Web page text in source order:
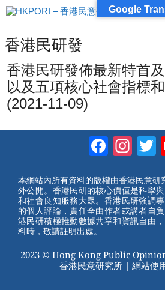
跳
至
容香港民研發
香港民研發佈最新特首
以及五項核心社會指標
(2021-11-09)
本網站內所有資料的版權由香港民意研
外公開。香港民研的核心價值是科學
和社會良知服務大眾。香港民研強調
的個人評論，責任全由作者或講者自
港民研積極推動數據共享和資訊自由
料時，敬請註明出處。
2023 © Hong Kong Public
香港民意研究所 | 網站使
Google